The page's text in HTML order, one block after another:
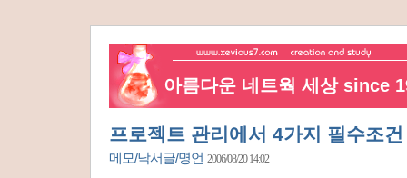
아름다운 네트웍 세상 since
프로젝트 관리에서 4가지 필수조건
메모/낙서글/명언 2006/08/20 14:02